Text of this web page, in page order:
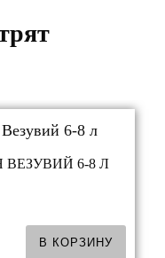
6-8 Л
В КОРЗИНУ